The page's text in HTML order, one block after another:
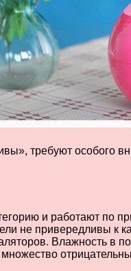
требуют особого
и работают по
не привередливы к
Влажность в